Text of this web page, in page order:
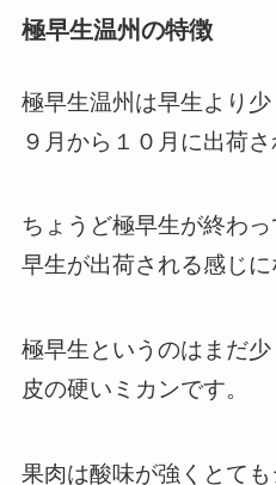
極早生温州の特徴
極早生温州は早生より少
９月から１０月に出荷さ
ちょうど極早生が終わ
早生が出荷される感じに
極早生というのはまだ
皮の硬いミカンです。
果肉は酸味が強くとて